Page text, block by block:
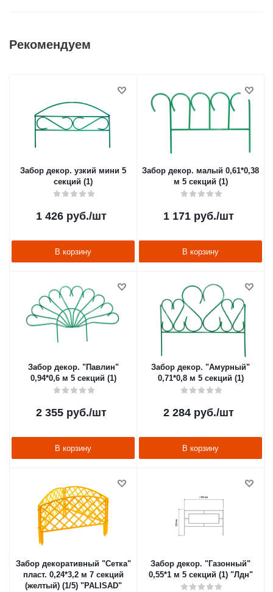
Рекомендуем
Забор декор. узкий мини 5
секций (1)
1 426руб./шт
В корзину
Забор декор. малый 0,61*0,38
м 5 секций (1)
1 171руб./шт
В корзину
Забор декор. "Павлин"
0,94*0,6 м 5 секций (1)
2 355руб./шт
В корзину
Забор декор. "Амурный"
0,71*0,8 м 5 секций (1)
2 284руб./шт
В корзину
Забор декоративный "Сетка"
пласт. 0,24*3,2 м 7 секций
(желтый) (1/5) "PALISAD"
Забор декор. "Газонный"
0,55*1 м 5 секций (1) "Лдн"